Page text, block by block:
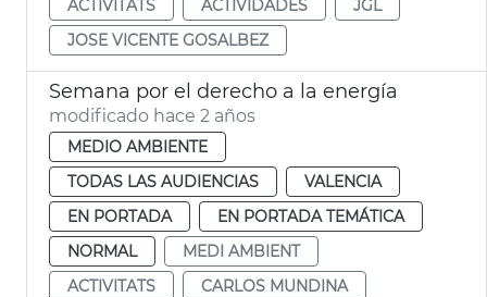
ACTIVITATS
ACTIVIDADES
JGL
JOSE VICENTE GOSALBEZ
Semana por el derecho a la energía
modificado hace 2 años
MEDIO AMBIENTE
TODAS LAS AUDIENCIAS
VALENCIA
EN PORTADA
EN PORTADA TEMÁTICA
NORMAL
MEDI AMBIENT
ACTIVITATS
CARLOS MUNDINA